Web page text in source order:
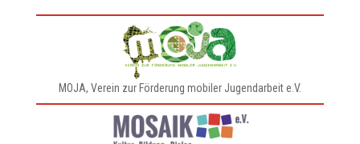
MOJA, Verein zur Förderung mobiler Jugendarbeit e.V.